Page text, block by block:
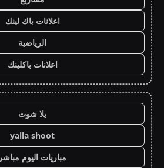
اعلانات باك لينك
الرياضية
اعلانات باكلينك
يلا شوت
yalla shoot
مباريات اليوم مباشر